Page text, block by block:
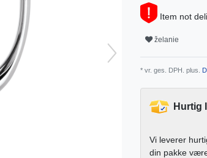
Item not
želanie
* vr. ges. DPH. plus.
Hurtig
Vi leverer
din pakke